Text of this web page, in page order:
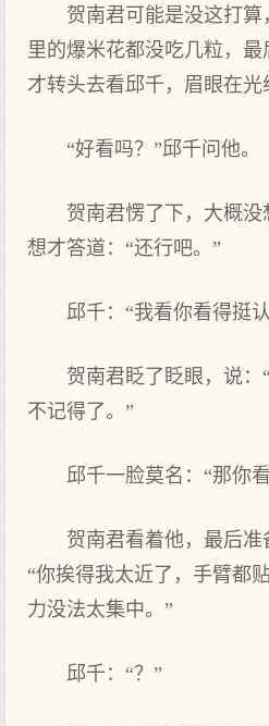
贺南君可能是没这打
里的爆米花都没吃几粒，
才转头去看邱千，眉眼在光
“好看吗？”邱千问他。
贺南君愣了下，大概
想才答道：“还行吧。”
邱千：“我看你看得挺
贺南君眨了眨眼，说
不记得了。”
邱千一脸莫名：“那你
贺南君看着他，最后准
“你挨得我太近了，手臂都
力没法太集中。”
邱千：“？”